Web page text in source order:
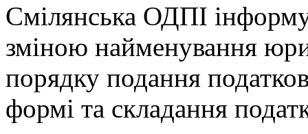
Смілянська ОДПІ
зміною найменування
порядку подання
формі та складання